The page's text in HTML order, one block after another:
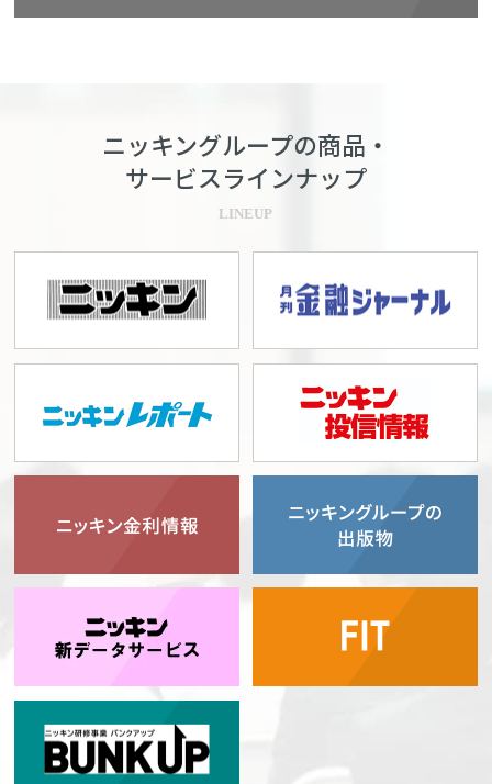
ニッキングループの商品・
サービスラインナップ
LINEUP